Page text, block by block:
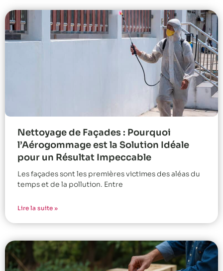
Nettoyage de Façades : Pourquoi
l’Aérogommage est la Solution Idéale
pour un Résultat Impeccable
Les façades sont les premières victimes des aléas du
temps et de la pollution. Entre
Lire la suite »